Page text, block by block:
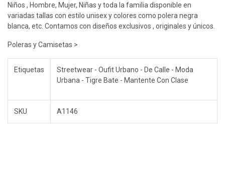
Niños , Hombre, Mujer, Niñas y toda la familia disponible en
variadas tallas con estilo unisex y colores como polera negra
blanca, etc. Contamos con diseños exclusivos , originales y únicos.
Poleras y Camisetas >
Etiquetas
Streetwear - Oufit Urbano - De Calle - Moda
Urbana - Tigre Bate - Mantente Con Clase
SKU A1146